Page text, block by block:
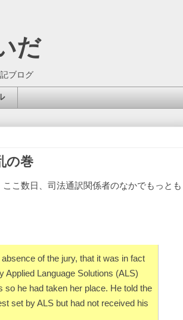
だ
ブログ
の巻
こ数日、司法通訳関係者のなかでもっとも
of the jury, that it was in fact
Applied Language Solutions (ALS)
he had taken her place. He told the
set by ALS but had not received his